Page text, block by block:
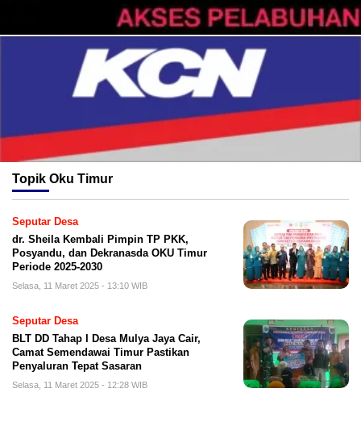
Topik Oku Timur
Seputar Desa
dr. Sheila Kembali Pimpin TP PKK,
Posyandu, dan Dekranasda OKU Timur
Periode 2025-2030
Selasa, 11 Maret 2025 - 13:10 WIB
Seputar Desa
BLT DD Tahap I Desa Mulya Jaya Cair,
Camat Semendawai Timur Pastikan
Penyaluran Tepat Sasaran
Selasa, 11 Maret 2025 - 12:28 WIB